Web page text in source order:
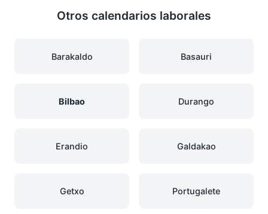
Otros calendarios laborales
Barakaldo Basauri
Bilbao Durango
Erandio Galdakao
Getxo Portugalete